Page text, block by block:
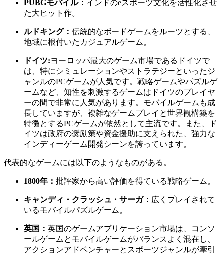
PUBGモバイル： インドのeスポーツ文化を活性化させ
た大ヒット作。
ルドキング： 伝統的なボードゲームをルーツとする、
地域に根付いたカジュアルゲーム。
ドイツ:ヨーロッパ最大のゲーム市場であるドイツで
は、特にシミュレーションやストラテジーといったジ
ャンルのPCゲームが人気です。戦略ゲームやパズルゲ
ームなど、知性を刺激するゲームはドイツのプレイヤ
ーの間で非常に人気があります。モバイルゲームも成
長していますが、複雑なゲームプレイと世界観構築を
特徴とするPCゲームが依然として主流です。また、ド
イツは政府の奨励策や資金援助に支えられた、強力な
インディーゲーム開発シーンを誇っています。
代表的なゲームには以下のようなものがある。
1800年： 批評家から高い評価を得ている戦略ゲーム。
キャンディ・クラッシュ・サーガ： 広くプレイされて
いるモバイルパズルゲーム。
英国： 英国のゲームアプリケーション市場は、コンソ
ールゲームとモバイルゲームがバランスよく混在し、
アクションアドベンチャーとスポーツジャンルが牽引